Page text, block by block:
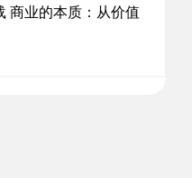
商业的本质：从价值